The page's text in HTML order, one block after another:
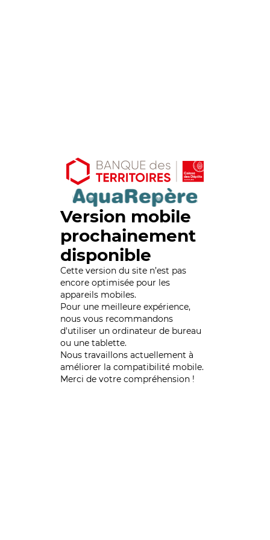
Version mobile
prochainement
disponible
Cette version du site n’est pas
encore optimisée pour les
appareils mobiles.
Pour une meilleure expérience,
nous vous recommandons
d'utiliser un ordinateur de bureau
ou une tablette.
Nous travaillons actuellement à
améliorer la compatibilité mobile.
Merci de votre compréhension !